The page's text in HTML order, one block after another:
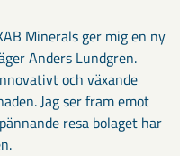
Minerals ger mig en ny
Anders Lundgren.
och växande
Jag ser fram emot
resa bolaget har